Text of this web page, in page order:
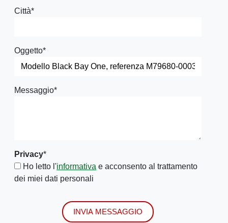
Città*
Oggetto*
Messaggio*
Privacy*
Ho letto l'informativa e acconsento al trattamento
dei miei dati personali
INVIA MESSAGGIO